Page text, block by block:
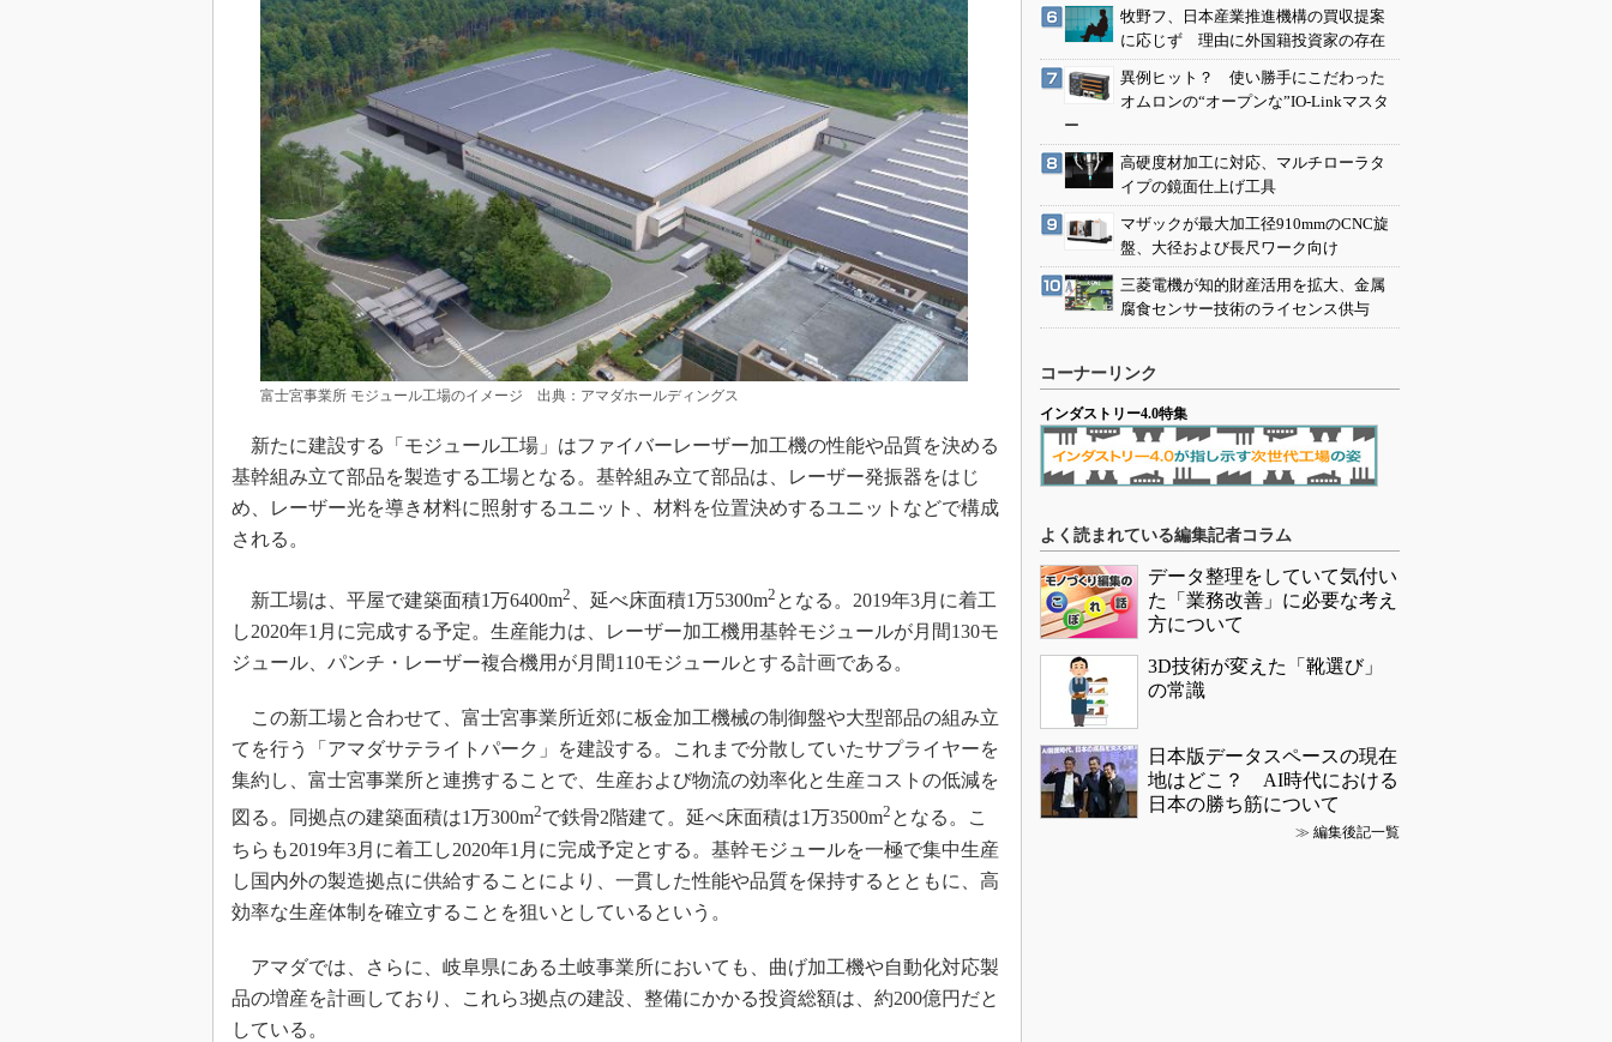
メイドインジャパン
植物工場
知財マネジメント
海外生産
グローバル設計・開発
制御セキュリティ
新型コロナへの対応
富士宮事業所 モジュール工場のイメージ 出典：アマダホールディングス
新たに建設する「モジュール工場」はファイバーレーザー加工機の性能や品質を決める
基幹組み立て部品を製造する工場となる。基幹組み立て部品は、レーザー発振器をはじ
め、レーザー光を導き材料に照射するユニット、材料を位置決めするユニットなどで構成
される。
新工場は、平屋で建築面積1万6400m2 、延べ床面積1万5300m2 となる。2019年3月に着工
し2020年1月に完成する予定。生産能力は、レーザー加工機用基幹モジュールが月間130モ
ジュール、パンチ・レーザー複合機用が月間110モジュールとする計画である。
この新工場と合わせて、富士宮事業所近郊に板金加工機械の制御盤や大型部品の組み立
てを行う「アマダサテライトパーク」を建設する。これまで分散していたサプライヤーを
集約し、富士宮事業所と連携することで、生産および物流の効率化と生産コストの低減を
図る。同拠点の建築面積は1万300m2で鉄骨2階建て。延べ床面積は1万3500m2 となる。こ
ちらも2019年3月に着工し2020年1月に完成予定とする。基幹モジュールを一極で集中生産
し国内外の製造拠点に供給することにより、一貫した性能や品質を保持するとともに、高
効率な生産体制を確立することを狙いとしているという。
アマダでは、さらに、岐阜県にある土岐事業所においても、曲げ加工機や自動化対応製
品の増産を計画しており、これら3拠点の建設、整備にかかる投資総額は、約200億円だと
している。
牧野フ、日本産業推進機構の買収提案
に応じず 理由に外国籍投資家の存在
異例ヒット？ 使い勝手にこだわった
オムロンの“オープンな”IO-Linkマスタ
ー
高硬度材加工に対応、マルチローラタ
イプの鏡面仕上げ工具
マザックが最大加工径910mmのCNC旋
盤、大径および長尺ワーク向け
三菱電機が知的財産活用を拡大、金属
腐食センサー技術のライセンス供与
コーナーリンク
インダストリー4.0特集
よく読まれている編集記者コラム
データ整理をしていて気付い
た「業務改善」に必要な考え
方について
3D技術が変えた「靴選び」
の常識
日本版データスペースの現在
地はどこ？ AI時代における
日本の勝ち筋について
≫ 編集後記一覧